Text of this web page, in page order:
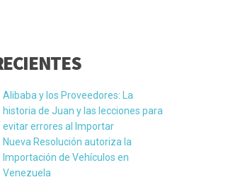
Alibaba y los Proveedores: La
historia de Juan y las lecciones para
evitar errores al Importar
Nueva Resolución autoriza la
Importación de Vehículos en
Venezuela